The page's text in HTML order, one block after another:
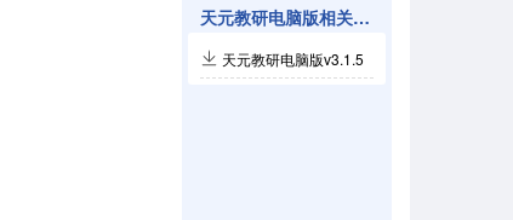
天元教研电脑版相关软件
天元教研电脑版v3.1.5